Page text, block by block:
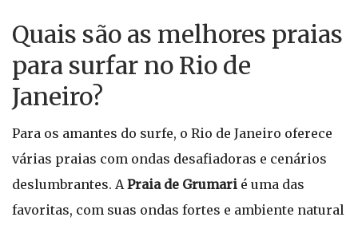
Quais são as melhores praias
para surfar no Rio de
Janeiro?
Para os amantes do surfe, o Rio de Janeiro oferece
várias praias com ondas desafiadoras e cenários
deslumbrantes. APraia de Grumari é uma das
favoritas, com suas ondas fortes e ambiente natural